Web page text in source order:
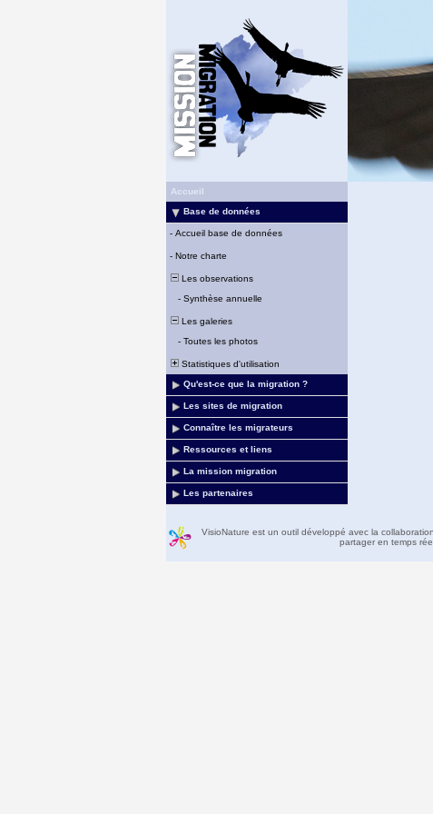
Accueil
Base de données
- Accueil base de données
- Notre charte
Les observations
- Synthèse annuelle
Les galeries
- Toutes les photos
Statistiques d'utilisation
Qu'est-ce que la migration ?
Les sites de migration
Connaître les migrateurs
Ressources et liens
La mission migration
Les partenaires
VisioNature est un outil développé avec la
partager en temps